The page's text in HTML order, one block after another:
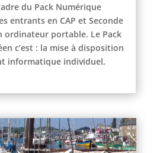
du Pack Numérique
entrants en CAP et Seconde
ordinateur portable. Le Pack
c’est : la mise à disposition
informatique individuel,